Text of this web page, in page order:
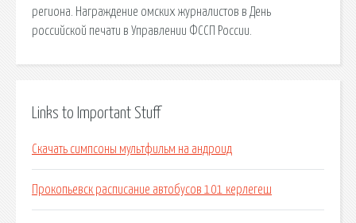
региона. Награждение омских журналистов в День
российской печати в Управлении ФССП России.
Links to Important Stuff
Скачать симпсоны мультфильм на андроид
Прокопьевск расписание автобусов 101 керлегеш